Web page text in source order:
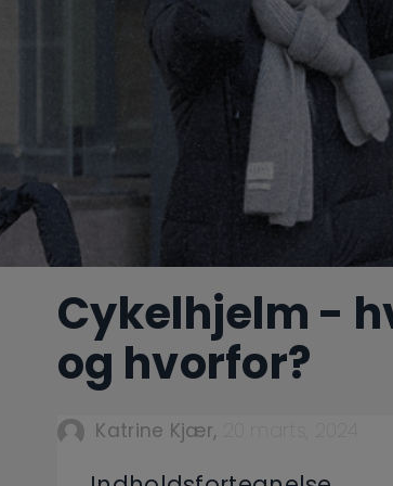
Cykelhjelm -
og hvorfor?
Katrine Kjær,